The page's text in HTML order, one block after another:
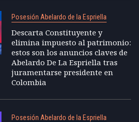
Posesión Abelardo de la Espriella
Descarta Constituyente y
elimina impuesto al patrimonio:
estos son los anuncios claves de
Abelardo De La Espriella tras
juramentarse presidente en
Colombia
Posesión Abelardo de la Espriella